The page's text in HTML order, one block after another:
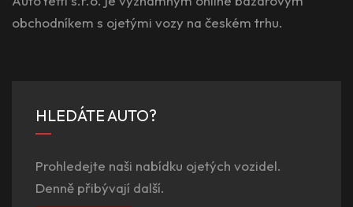
obchodníkem s ojetými vozy na českém trhu.
HLEDÁTE AUTO?
Prohledejte naši nabídku ojetých vozidel.
Denně přibývají další.